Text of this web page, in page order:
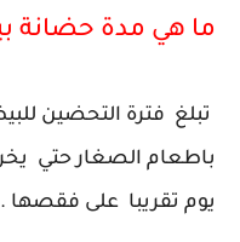
ما هي مدة حضانة
يوم تقريبا على فقصها .